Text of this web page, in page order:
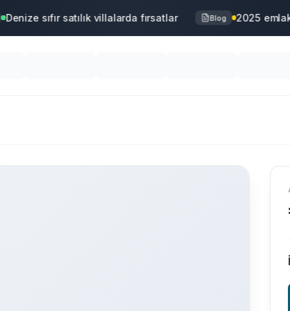
Denize sıfır satılık villalarda fırsatlar Blog 2025 emlak